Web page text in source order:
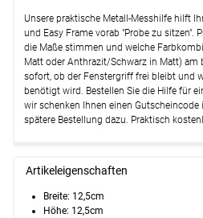
Unsere praktische Metall-Messhilfe hilft
und Easy Frame vorab "Probe zu sitzen".
die Maße stimmen und welche
Matt oder Anthrazit/Schwarz in Matt) am
sofort, ob der Fenstergriff frei bleibt und
benötigt wird. Bestellen Sie die Hilfe für
wir schenken Ihnen einen Gutscheincode
spätere Bestellung dazu. Praktisch
Artikeleigenschaften
Breite: 12,5cm
Höhe: 12,5cm